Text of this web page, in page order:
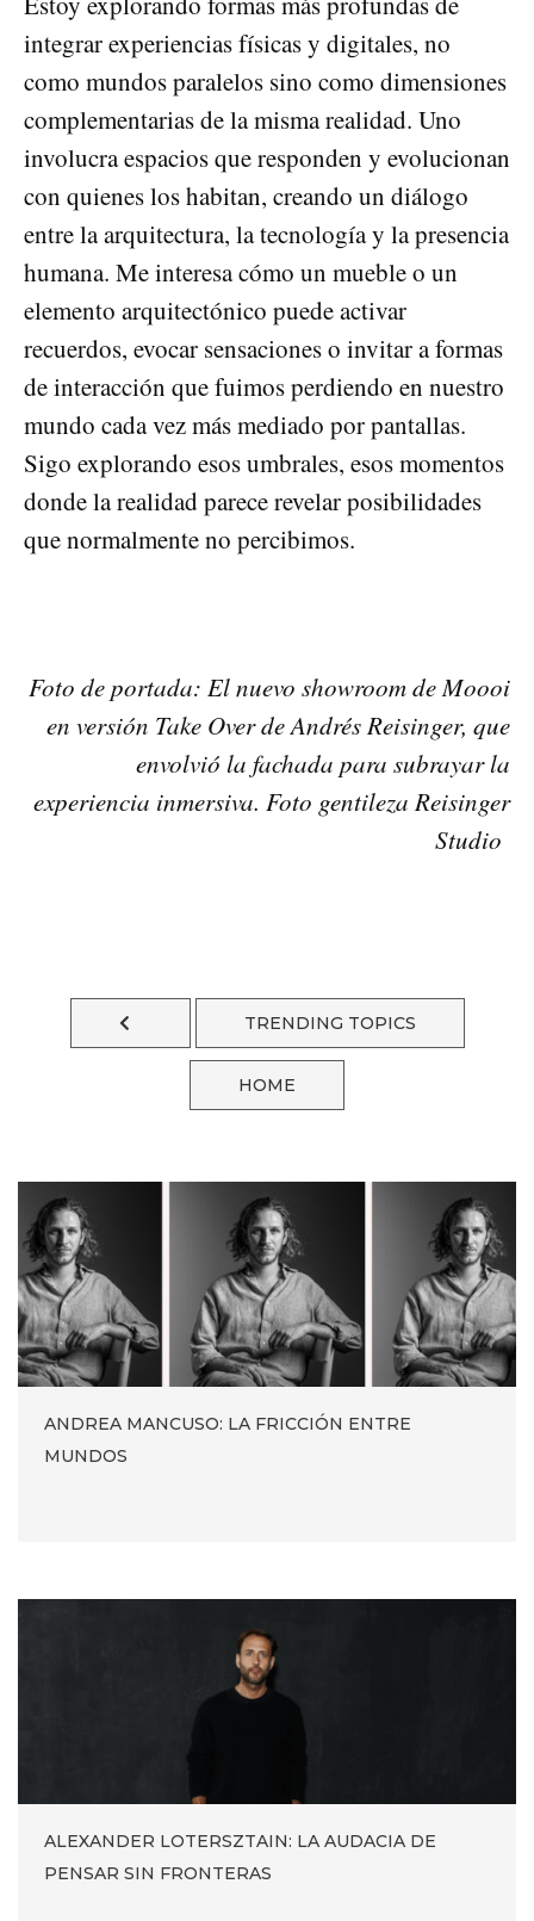
integrar experiencias físicas y digitales, no
como mundos paralelos sino como dimensiones
complementarias de la misma realidad. Uno
involucra espacios que responden y evolucionan
con quienes los habitan, creando un diálogo
entre la arquitectura, la tecnología y la presencia
humana. Me interesa cómo un mueble o un
elemento arquitectónico puede activar
recuerdos, evocar sensaciones o invitar a formas
de interacción que fuimos perdiendo en nuestro
mundo cada vez más mediado por pantallas.
Sigo explorando esos umbrales, esos momentos
donde la realidad parece revelar posibilidades
que normalmente no percibimos.
Foto de portada: El nuevo showroom de Moooi
en versión Take Over de Andrés Reisinger, que
envolvió la fachada para subrayar la
experiencia inmersiva. Foto gentileza Reisinger
Studio
TRENDING TOPICS
HOME
ANDREA MANCUSO: LA FRICCIÓN ENTRE
MUNDOS
ALEXANDER LOTERSZTAIN: LA AUDACIA DE
PENSAR SIN FRONTERAS